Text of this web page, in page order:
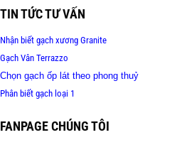
TIN TỨC TƯ VẤN
Nhận biết gạch xương Granite
Gạch Vân Terrazzo
Chọn gạch ốp lát theo phong thuỷ
Phân biết gạch loại 1
FANPAGE CHÚNG TÔI